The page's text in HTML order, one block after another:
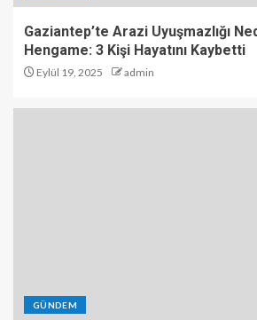
Gaziantep’te Arazi Uyuşmazlığı
Hengame: 3 Kişi Hayatını Kaybetti
Eylül 19, 2025 admin
GÜNDEM